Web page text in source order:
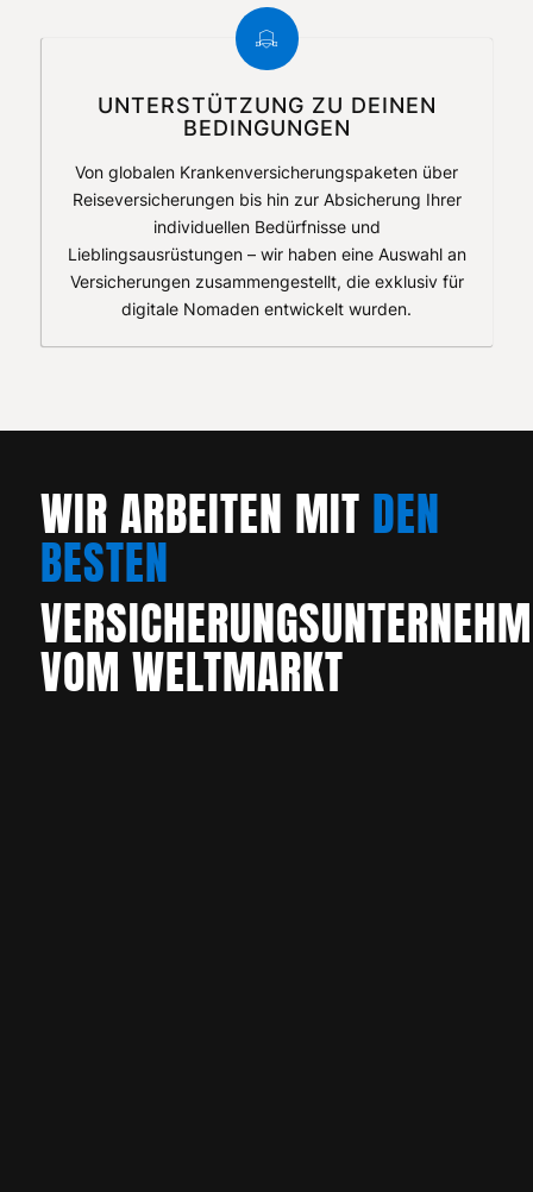
UNTERSTÜTZUNG ZU DEINEN
BEDINGUNGEN
Von globalen Krankenversicherungspaketen über
Reiseversicherungen bis hin zur Absicherung Ihrer
individuellen Bedürfnisse und
Lieblingsausrüstungen – wir haben eine Auswahl an
Versicherungen zusammengestellt, die exklusiv für
digitale Nomaden entwickelt wurden.
WIR ARBEITEN MIT DEN
BESTEN
VOM WELTMARKT